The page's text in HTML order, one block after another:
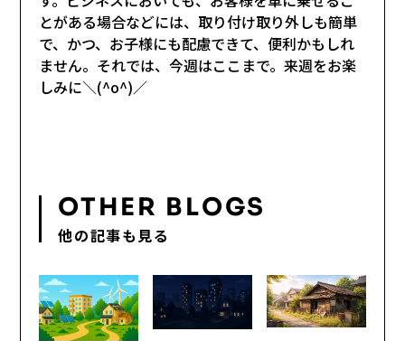
とがある場合などには、取り付け取り外しも簡単
で、かつ、お子様にも配慮できて、便利かもしれ
ません。それでは、今週はここまで。来週をお楽
しみに＼(^o^)／
OTHER BLOGS
他の記事も見る